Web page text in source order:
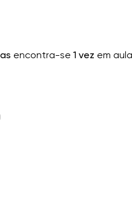
encontra-se 1 vez em